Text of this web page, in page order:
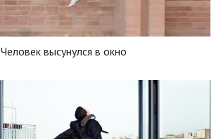
Человек высунулся в окно